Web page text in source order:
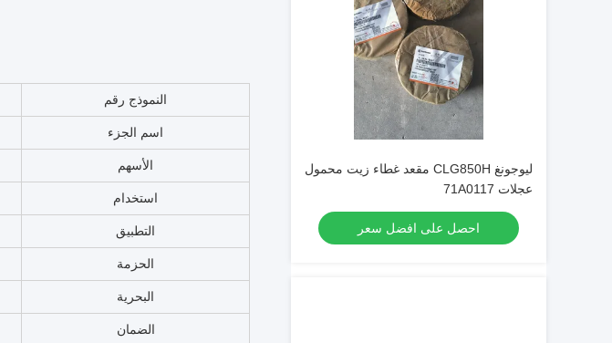
ليوجونغ CLG850H مقعد غطاء زيت محمول
عجلات 71A0117
احصل على افضل سعر